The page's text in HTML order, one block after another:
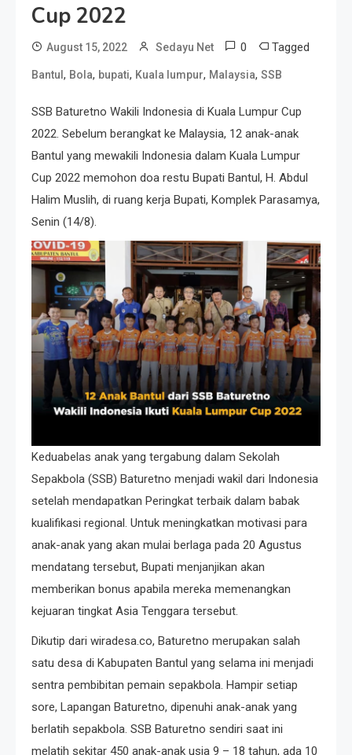
Cup 2022
August 15, 2022 Sedayu Net 0 Tagged
Bantul , Bola, bupati, Kuala lumpur, Malaysia, SSB
SSB Baturetno Wakili Indonesia di Kuala Lumpur Cup
2022. Sebelum berangkat ke Malaysia, 12 anak-anak
Bantul yang mewakili Indonesia dalam Kuala Lumpur
Cup 2022 memohon doa restu Bupati Bantul, H. Abdul
Halim Muslih, di ruang kerja Bupati, Komplek Parasamya,
Senin (14/8).
Keduabelas anak yang tergabung dalam Sekolah
Sepakbola (SSB) Baturetno menjadi wakil dari Indonesia
setelah mendapatkan Peringkat terbaik dalam babak
kualifikasi regional. Untuk meningkatkan motivasi para
anak-anak yang akan mulai berlaga pada 20 Agustus
mendatang tersebut, Bupati menjanjikan akan
memberikan bonus apabila mereka memenangkan
kejuaran tingkat Asia Tenggara tersebut.
Dikutip dari wiradesa.co, Baturetno merupakan salah
satu desa di Kabupaten Bantul yang selama ini menjadi
sentra pembibitan pemain sepakbola. Hampir setiap
sore, Lapangan Baturetno, dipenuhi anak-anak yang
berlatih sepakbola. SSB Baturetno sendiri saat ini
melatih sekitar 450 anak-anak usia 9 – 18 tahun, ada 10